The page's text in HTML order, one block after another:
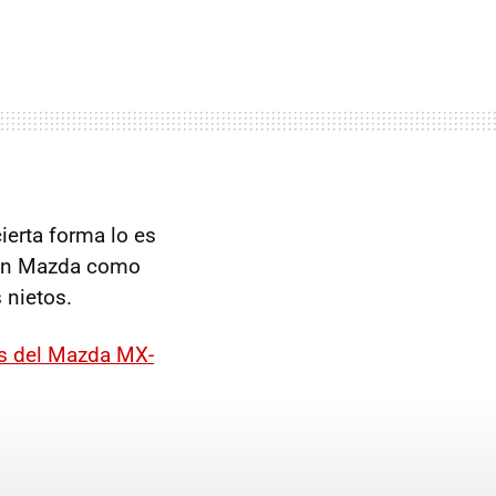
forma lo es
Mazda como
nietos.
del Mazda MX-